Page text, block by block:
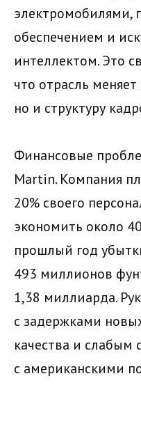
электромобилями,
обеспечением и
интеллектом. Это
что отрасль
но и структуру
Финансовые
Martin. Компания
20% своего
экономить около
прошлый год
493 миллионов
1,38 миллиарда.
с задержками
качества и слабым
с американскими